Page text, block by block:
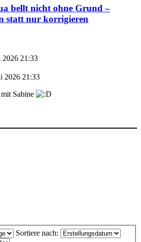
bellt nicht ohne Grund –
statt nur korrigieren
2026 21:33
2026 21:33
Sabine
Sortiere nach: